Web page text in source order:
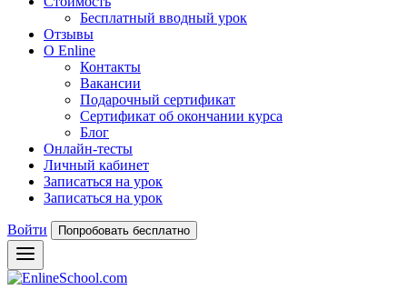
Бесплатный вводный урок
Отзывы
О Enline
Контакты
Вакансии
Подарочный сертификат
Сертификат об окончании курса
Блог
Онлайн-тесты
Личный кабинет
Записаться на урок
Записаться на урок
Войти Попробовать бесплатно